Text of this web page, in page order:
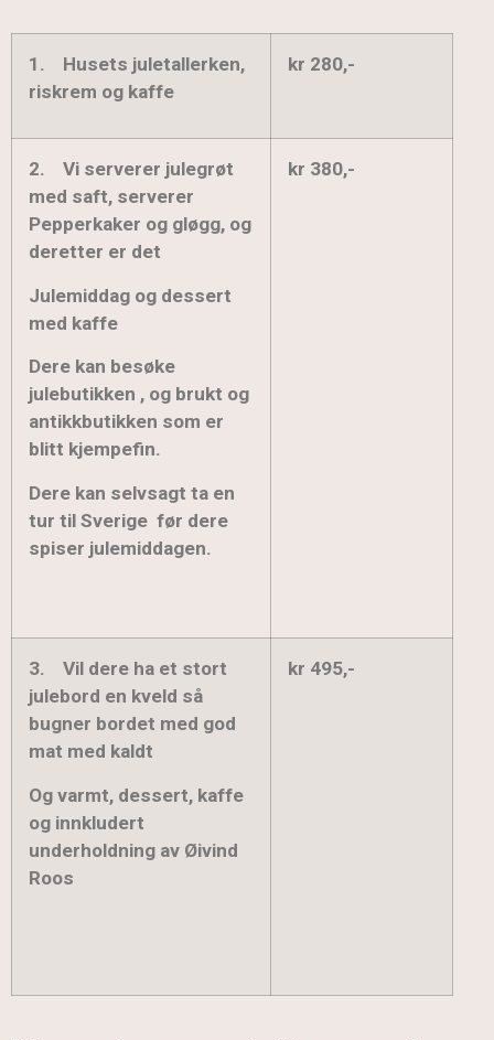
1. Husets juletallerken,
riskrem og kaffe
kr 280,-
2. Vi serverer julegrøt
med saft, serverer
Pepperkaker og gløgg, og
deretter er det
Julemiddag og dessert
med kaffe
Dere kan besøke
julebutikken , og brukt og
antikkbutikken som er
blitt kjempefin.
Dere kan selvsagt ta en
tur til Sverige før dere
spiser julemiddagen.
kr 380,-
3. Vil dere ha et stort
julebord en kveld så
bugner bordet med god
mat med kaldt
Og varmt, dessert, kaffe
og innkludert
underholdning av Øivind
Roos
kr 495,-